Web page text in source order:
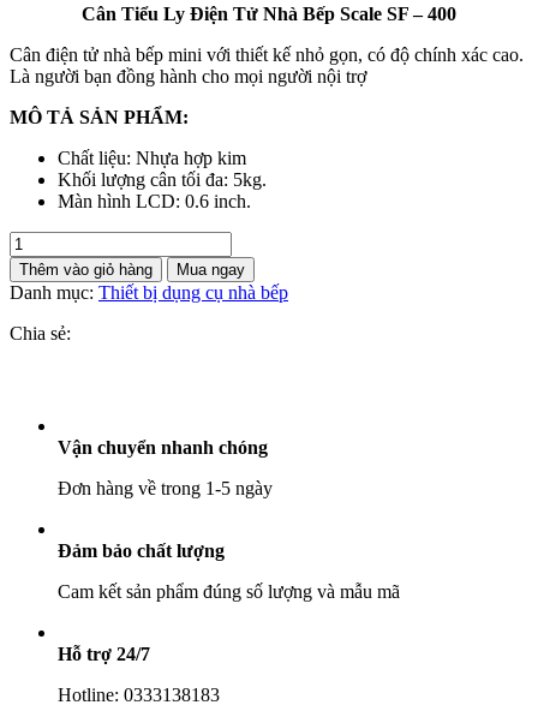
Cân Tiểu Ly Điện Tử Nhà Bếp Scale SF – 400
Cân điện tử nhà bếp mini với thiết kế nhỏ gọn, có độ chính xác cao.
Là người bạn đồng hành cho mọi người nội trợ
MÔ TẢ SẢN PHẨM:
Chất liệu: Nhựa hợp kim
Khối lượng cân tối đa: 5kg.
Màn hình LCD: 0.6 inch.
Cân
Tiểu
Ly
Điện
Tử
Thêm vào giỏ hàng Mua ngay
Danh mục: Thiết bị dụng cụ nhà bếp
Chia sẻ:
Vận chuyển nhanh chóng
Đơn hàng về trong 1-5 ngày
Đảm bảo chất lượng
Cam kết sản phẩm đúng số lượng và mẫu mã
Hỗ trợ 24/7
Hotline: 0333138183